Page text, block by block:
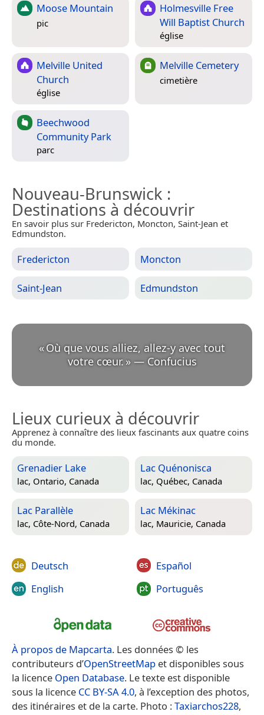
Moose Mountain
pic
Holmesville Free
Will Baptist Church
église
Melville United
Church
église
Melville Cemetery
cimetière
Beechwood
Community Park
parc
Nouveau-Brunswick :
Destinations à découvrir
En savoir plus sur Fredericton, Moncton, Saint-Jean et
Edmundston.
Fredericton Moncton
Saint-Jean Edmundston
«Où que vous alliez, allez-y avec tout
votre cœur. » — Confucius
Lieux curieux à découvrir
Apprenez à connaître des lieux fascinants aux quatre coins
du monde.
Grenadier Lake
lac, Ontario, Canada
Lac Quénonisca
lac, Québec, Canada
Lac Parallèle
lac, Côte-Nord, Canada
Lac Mékinac
lac, Mauricie, Canada
Deutsch
English
Español
Português
À propos de Mapcarta. Les données © les
contributeurs d’OpenStreetMap et disponibles sous
la licence Open Database. Le texte est disponible
sous la licence CC BY-SA 4.0, à l’exception des photos,
des itinéraires et de la carte. Photo :Taxiarchos228,